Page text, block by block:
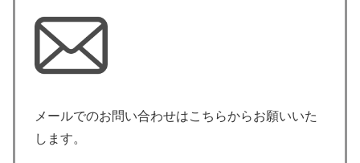
メールでのお問い合わせはこちらからお願いいた
します。